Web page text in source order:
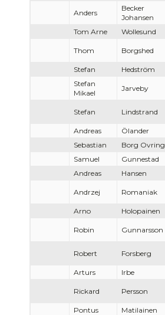
Anders
Becker
Johansen
Tom Arne Wollesund
Thom Borgshed
Stefan
Hedström
Stefan
Mikael
Jarveby
Stefan Lindstrand
Andreas
Ölander
Sebastian
Borg Ovring
Samuel
Gunnestad
Andreas
Hansen
Andrzej Romaniak
Arno
Holopainen
Robin Gunnarsson
Robert Forsberg
Arturs
Irbe
Rickard Persson
Pontus
Matilainen